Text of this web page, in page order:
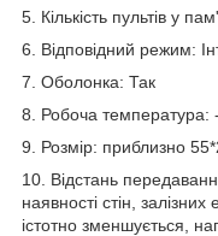
5. Кількість пультів у
6. Відповідний режим:
7. Оболонка: Так
8. Робоча температура:
9. Розмір: приблизно
10. Відстань
наявності стін,
істотно зменшується,